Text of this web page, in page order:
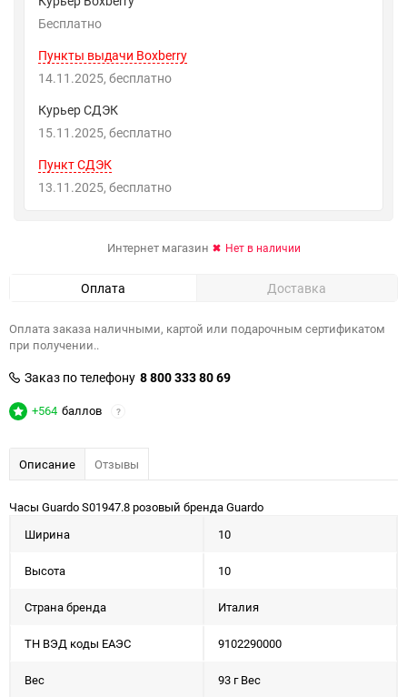
Бесплатно
Пункты выдачи Boxberry
14.11.2025
Бесплатно
Курьер СДЭК
15.11.2025
Бесплатно
Пункт СДЭК
13.11.2025
Бесплатно
Интернет магазин Нет в наличии
Оплата Доставка
Оплата заказа наличными, картой или подарочным сертификатом
при получении..
Заказ по телефону 8 800 333 80 69
+564 баллов ?
Описание Отзывы
Часы Guardo S01947.8 розовый бренда Guardo
Ширина
10
Высота 10
Страна бренда Италия
ТН ВЭД коды ЕАЭС 9102290000
Вес 93 г Вес